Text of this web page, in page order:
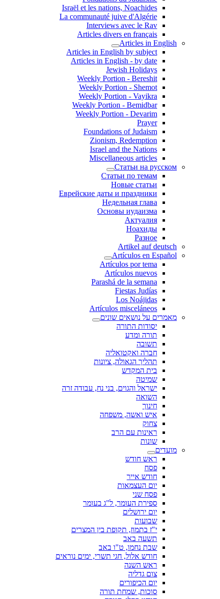
Israël et les nations, Noachides
La communauté juive d'Algérie
Interviews avec le Rav
Articles divers en français
Articles in English
Articles in English by subject
Articles in English - by date
Jewish Holidays
Weekly Portion - Bereshit
Weekly Portion - Shemot
Weekly Portion - Vayikra
Weekly Portion - Bemidbar
Weekly Portion - Devarim
Prayer
Foundations of Judaism
Zionism, Redemption
Israel and the Nations
Miscellaneous articles
Статьи на русском
Статьи по темам
Новые статьи
Еврейские даты и праздники
Недельная глава
Основы иудаизма
Актуалия
Ноахиды
Разное
Artikel auf deutsch
Artículos en Español
Artículos por tema
Artículos nuevos
Parashá de la semana
Fiestas Judías
Los Noájidas
Artículos misceláneos
מאמרים על נושאים שונים
יסודות התורה
תורה ומדע
תשובה
חברה ואקטואליה
תהליך הגאולה, ציונות
בית המקדש
שמיטה
ישראל והגוים, בני נח, עבודה זרה
השואה
חינוך
איש ואשה, משפחה
צחוק
ראינות עם הרב
שונות
מועדים
ראש חודש
פסח
חודש אייר
יום העצמאות
פסח שני
ספירת העומר, ל"ג בעומר
יום ירושלים
שבועות
י"ז בתמוז, תקופת בין המצרים
תשעה באב
שבת נחמו, ט"ו באב
חודש אלול, חגי תשרי, ימים נוראים
ראש השנה
צום גדליה
יום הכיפורים
סוכות, שמחת תורה